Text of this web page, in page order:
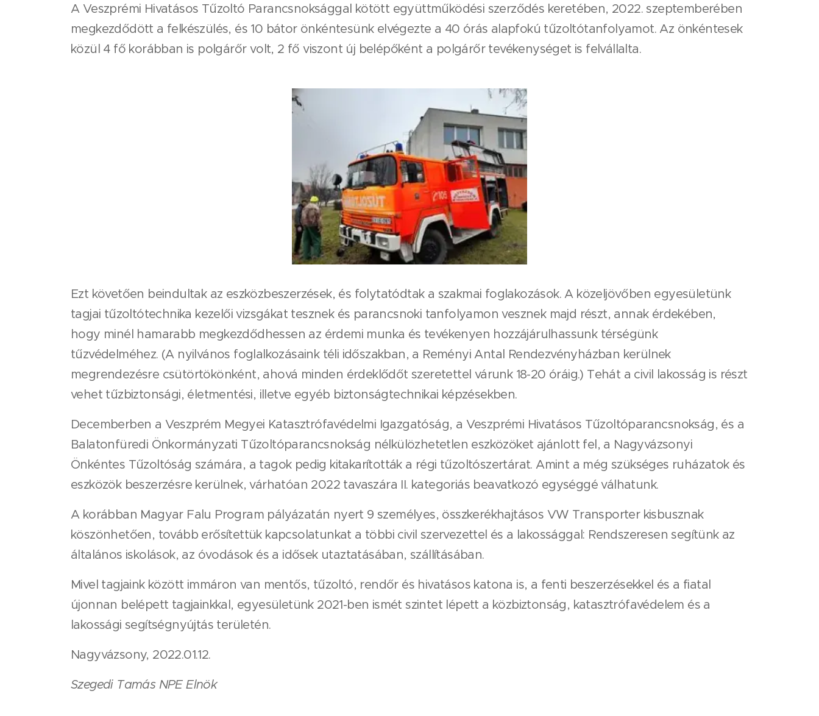
A Veszprémi Hivatásos Tűzoltó Parancsnoksággal kötött együttműködési szerződés keretében, 2022. szeptemberében
megkezdődött a felkészülés, és 10 bátor önkéntesünk elvégezte a 40 órás alapfokú tűzoltótanfolyamot. Az önkéntesek
közül 4 fő korábban is polgárőr volt, 2 fő viszont új belépőként a polgárőr tevékenységet is felvállalta.
Ezt követően beindultak az eszközbeszerzések, és folytatódtak a szakmai foglakozások. A közeljövőben egyesületünk
tagjai tűzoltótechnika kezelői vizsgákat tesznek és parancsnoki tanfolyamon vesznek majd részt, annak érdekében,
hogy minél hamarabb megkezdődhessen az érdemi munka és tevékenyen hozzájárulhassunk térségünk
tűzvédelméhez. (A nyilvános foglalkozásaink téli időszakban, a Reményi Antal Rendezvényházban kerülnek
megrendezésre csütörtökönként, ahová minden érdeklődőt szeretettel várunk 18-20 óráig.) Tehát a civil lakosság is részt
vehet tűzbiztonsági, életmentési, illetve egyéb biztonságtechnikai képzésekben.
Decemberben a Veszprém Megyei Katasztrófavédelmi Igazgatóság, a Veszprémi Hivatásos Tűzoltóparancsnokság, és a
Balatonfüredi Önkormányzati Tűzoltóparancsnokság nélkülözhetetlen eszközöket ajánlott fel, a Nagyvázsonyi
Önkéntes Tűzoltóság számára, a tagok pedig kitakarították a régi tűzoltószertárat. Amint a még szükséges ruházatok és
eszközök beszerzésre kerülnek, várhatóan 2022 tavaszára II. kategoriás beavatkozó egységgé válhatunk.
A korábban Magyar Falu Program pályázatán nyert 9 személyes, összkerékhajtásos VW Transporter kisbusznak
köszönhetően, tovább erősítettük kapcsolatunkat a többi civil szervezettel és a lakossággal: Rendszeresen segítünk az
általános iskolások, az óvodások és a idősek utaztatásában, szállításában.
Mivel tagjaink között immáron van mentős, tűzoltó, rendőr és hivatásos katona is, a fenti beszerzésekkel és a fiatal
újonnan belépett tagjainkkal, egyesületünk 2021-ben ismét szintet lépett a közbiztonság, katasztrófavédelem és a
lakossági segítségnyújtás területén.
Nagyvázsony, 2022.01.12.
Szegedi Tamás NPE Elnök